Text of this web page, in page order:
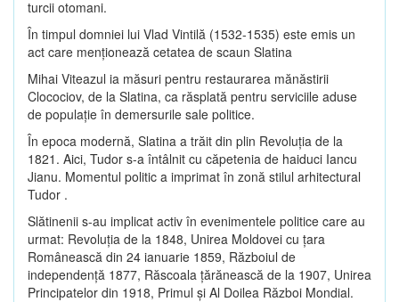
turcii otomani.
În timpul domniei lui Vlad Vintilă (1532-1535) este emis un
act care menţionează cetatea de scaun Slatina
Mihai Viteazul ia măsuri pentru restaurarea mănăstirii
Clocociov, de la Slatina, ca răsplată pentru serviciile aduse
de populaţie în demersurile sale politice.
În epoca modernă, Slatina a trăit din plin Revoluţia de la
1821. Aici, Tudor s-a întâlnit cu căpetenia de haiduci Iancu
Jianu. Momentul politic a imprimat în zonă stilul arhitectural
Tudor .
Slătinenii s-au implicat activ în evenimentele politice care au
urmat: Revoluţia de la 1848, Unirea Moldovei cu ţara
Românească din 24 ianuarie 1859, Războiul de
independenţă 1877, Răscoala ţărănească de la 1907, Unirea
Principatelor din 1918, Primul şi Al Doilea Război Mondial.